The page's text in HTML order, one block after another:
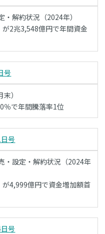
解約状況（2024年）
が2兆3,548億円で年間資金
号
）
％で年間騰落率1位
号
・設定・解約状況（2024年
が4,999億円で資金増加額首
号